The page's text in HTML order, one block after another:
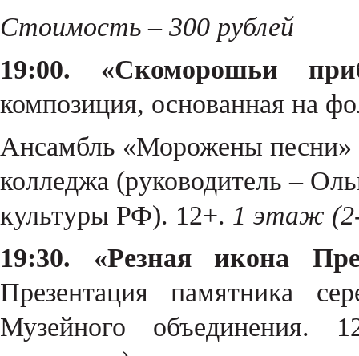
Стоимость – 300 рублей
19:00. «Скоморошьи
композиция, основанная на
Ансамбль «Морожены песни»
колледжа (руководитель –
культуры РФ). 12+. 1 этаж
19:30. «Резная икона
Презентация памятника
Музейного объединения.